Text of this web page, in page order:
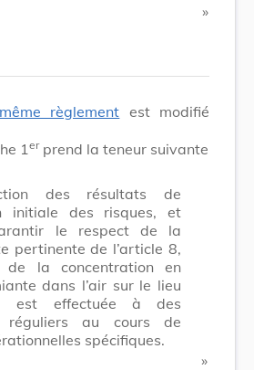
​ »
même règlement est modifié
1 erprend la teneur suivante
des résultats de
initiale des risques, et
le respect de la
pertinente de l’article 8,
de la concentration en
dans l’air sur le lieu
est effectuée à des
réguliers au cours de
spécifiques.
​ »